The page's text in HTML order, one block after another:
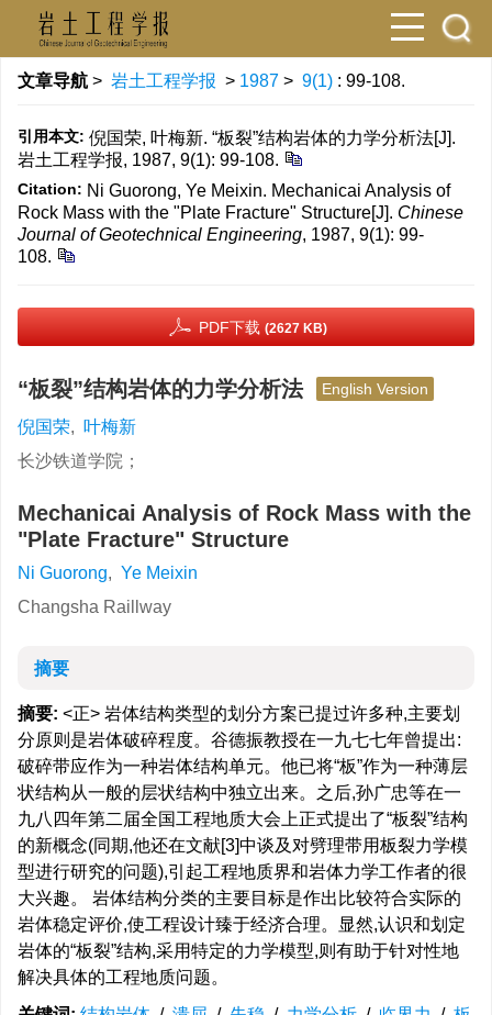
文章导航 > 岩土工程学报 > 1987 > 9(1) : 99-108.
引用本文: 倪国荣, 叶梅新. “板裂”结构岩体的力学分析法[J].
岩土工程学报, 1987, 9(1): 99-108.
Citation: Ni Guorong, Ye Meixin. Mechanicai Analysis of
Rock Mass with the "Plate Fracture" Structure[J]. Chinese
Journal of Geotechnical Engineering, 1987, 9(1): 99-
108.
PDF下载 (2627 KB)
“板裂”结构岩体的力学分析法 English Version
倪国荣, 叶梅新
长沙铁道学院；
Mechanicai Analysis of Rock Mass with the
"Plate Fracture" Structure
Ni Guorong, Ye Meixin
Changsha Raillway
摘要
摘要: <正> 岩体结构类型的划分方案已提过许多种,主要划
分原则是岩体破碎程度。谷德振教授在一九七七年曾提出:
破碎带应作为一种岩体结构单元。他已将“板”作为一种薄层
状结构从一般的层状结构中独立出来。之后,孙广忠等在一
九八四年第二届全国工程地质大会上正式提出了“板裂”结构
的新概念(同期,他还在文献[3]中谈及对劈理带用板裂力学模
型进行研究的问题),引起工程地质界和岩体力学工作者的很
大兴趣。 岩体结构分类的主要目标是作出比较符合实际的
岩体稳定评价,使工程设计臻于经济合理。显然,认识和划定
岩体的“板裂”结构,采用特定的力学模型,则有助于针对性地
解决具体的工程地质问题。